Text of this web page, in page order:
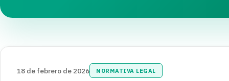
18 de febrero de 2026 NORMATIVA LEGAL